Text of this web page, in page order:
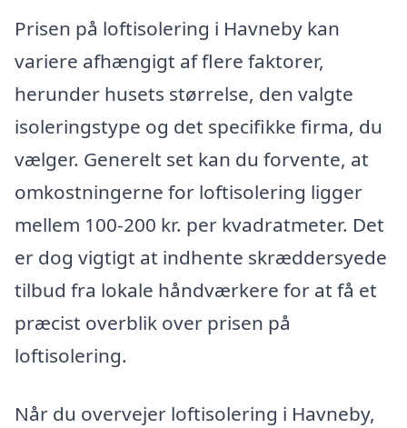
Prisen på loftisolering i Havneby kan
variere afhængigt af flere faktorer,
herunder husets størrelse, den valgte
isoleringstype og det specifikke firma, du
vælger. Generelt set kan du forvente, at
omkostningerne for loftisolering ligger
mellem 100-200 kr. per kvadratmeter. Det
er dog vigtigt at indhente skræddersyede
tilbud fra lokale håndværkere for at få et
præcist overblik over prisen på
loftisolering.
Når du overvejer loftisolering i Havneby,